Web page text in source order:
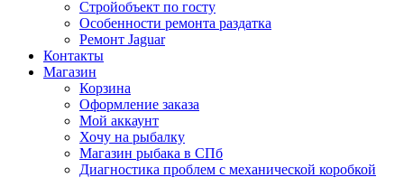
Стройобъект по госту
Особенности ремонта раздатка
Ремонт Jaguar
Контакты
Магазин
Корзина
Оформление заказа
Мой аккаунт
Хочу на рыбалку
Магазин рыбака в СПб
Диагностика проблем с механической коробкой